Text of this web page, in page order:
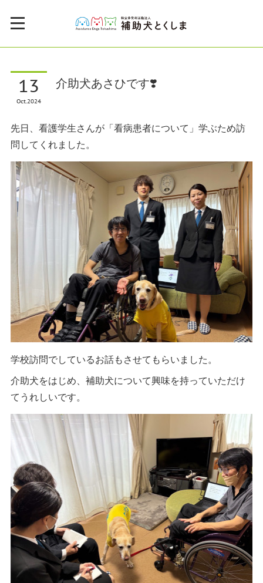
13
Oct2024
介助犬あさひです❣️
先日、看護学生さんが「看病患者について」学ぶため訪
問してくれました。
学校訪問でしているお話もさせてもらいました。
介助犬をはじめ、補助犬について興味を持っていただけ
てうれしいです。